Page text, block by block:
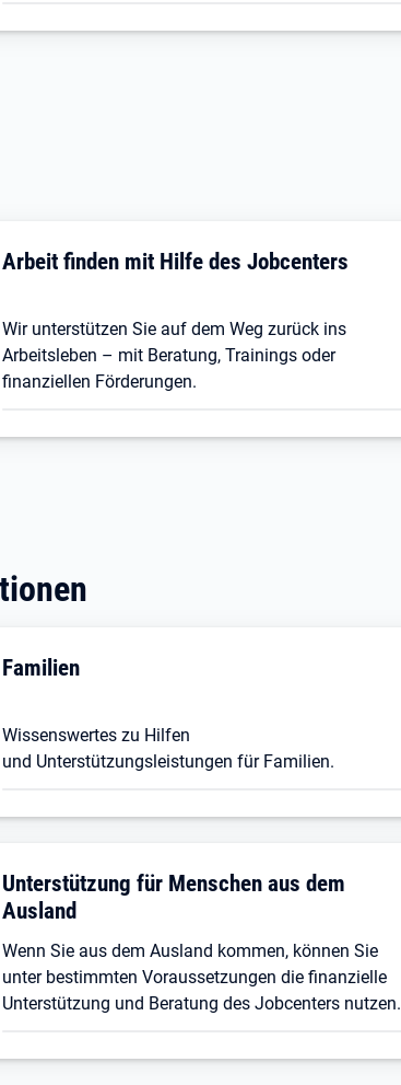
Arbeit finden mit Hilfe des Jobcenters
Wir unterstützen Sie auf dem Weg zurück ins
Arbeitsleben – mit Beratung, Trainings oder
finanziellen Förderungen.
Familien
Wissenswertes zu Hilfen
und Unterstützungsleistungen für Familien.
Unterstützung für Menschen aus dem
Ausland
Wenn Sie aus dem Ausland kommen, können Sie
unter bestimmten Voraussetzungen die finanzielle
Unterstützung und Beratung des Jobcenters nutzen.